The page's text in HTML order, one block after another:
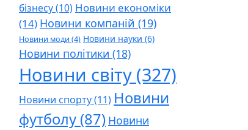
бізнесу(10) Новини економіки
(14) Новини компаній (19)
Новини моди (4) Новини науки (6)
Новини політики (18)
Новини світу (327)
Новини спорту(11) Новини
футболу (87) Новини